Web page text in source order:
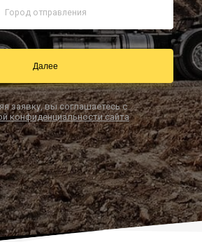
Звонок по РФ бесплатный
sale@simtruck-negabarit.ru
Заказать звонок
Далее
заявку, вы соглашаетесь с
конфиденциальности сайта